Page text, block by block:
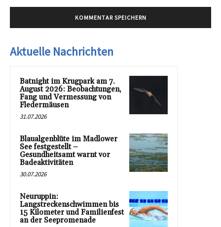
Aktuelle Nachrichten
Batnight im Krugpark am 7.
August 2026: Beobachtungen,
Fang und Vermessung von
Fledermäusen
31.07.2026
Blaualgenblüte im Madlower
See festgestellt –
Gesundheitsamt warnt vor
Badeaktivitäten
30.07.2026
Neuruppin:
Langstreckenschwimmen bis
15 Kilometer und Familienfest
an der Seepromenade